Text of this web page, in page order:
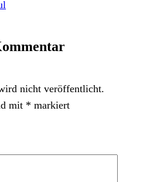
nicht veröffentlicht.
mit * markiert